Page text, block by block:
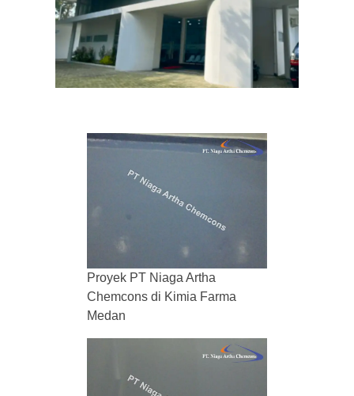
Proyek PT Niaga Artha
Chemcons di Kimia Farma
Medan